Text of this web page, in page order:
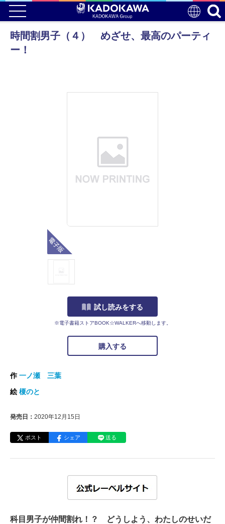
時間割男子（４） めざせ、最高のパーティ
ー！
試し読みをする
※電子書籍ストアBOOK☆WALKERへ移動します。
購入する
作一ノ瀬 三葉
絵榎のと
発売日： 2020年12月15日
ポスト シェア 送る
科目男子が仲間割れ！？ どうしよう、わたしのせいだ